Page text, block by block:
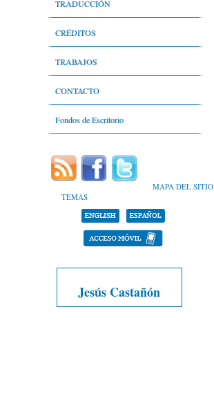
Lenguaje técnico del deporte
Lenguaje periodístico y comunicación
Libros y relatos de memorias
Nivel léxico
TRADUCCIÓN
CRÉDITOS
Autores
Bibliografía
Estadísticas
Portafolio
TRABAJOS
Trabajos propios
Referencias a mis trabajos
CONTACTO
Fondos de Escritorio
MAPA DEL SITIO
TEMAS
Jesús Castañón